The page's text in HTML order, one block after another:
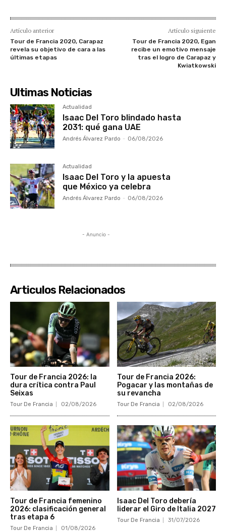
Artículo anterior
Tour de Francia 2020, Carapaz
revela su objetivo de cara a las
últimas etapas
Artículo siguiente
Tour de Francia 2020, Egan
recibe un emotivo mensaje
tras el logro de Carapaz y
Kwiatkowski
Ultimas Noticias
Actualidad
Isaac Del Toro blindado hasta
2031: qué gana UAE
Andrés Álvarez Pardo - 06/08/2026
Actualidad
Isaac Del Toro y la apuesta
que México ya celebra
Andrés Álvarez Pardo - 06/08/2026
- Anuncio -
Articulos Relacionados
Tour de Francia 2026: la
dura crítica contra Paul
Seixas
Tour De Francia 02/08/2026
Tour de Francia 2026:
Pogacar y las montañas de
su revancha
Tour De Francia 02/08/2026
Tour de Francia femenino
2026: clasificación general
tras etapa 6
Tour De Francia 01/08/2026
Isaac Del Toro debería
liderar el Giro de Italia 2027
Tour De Francia 31/07/2026